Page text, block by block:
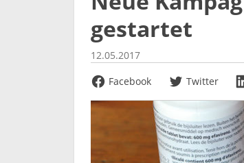
gestartet
12.05.2017
Facebook
Twitter